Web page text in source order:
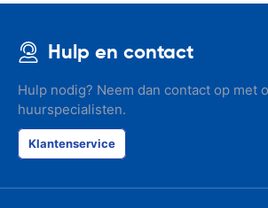
Hulp en contact
Hulp nodig? Neem dan contact op met
huurspecialisten.
Klantenservice